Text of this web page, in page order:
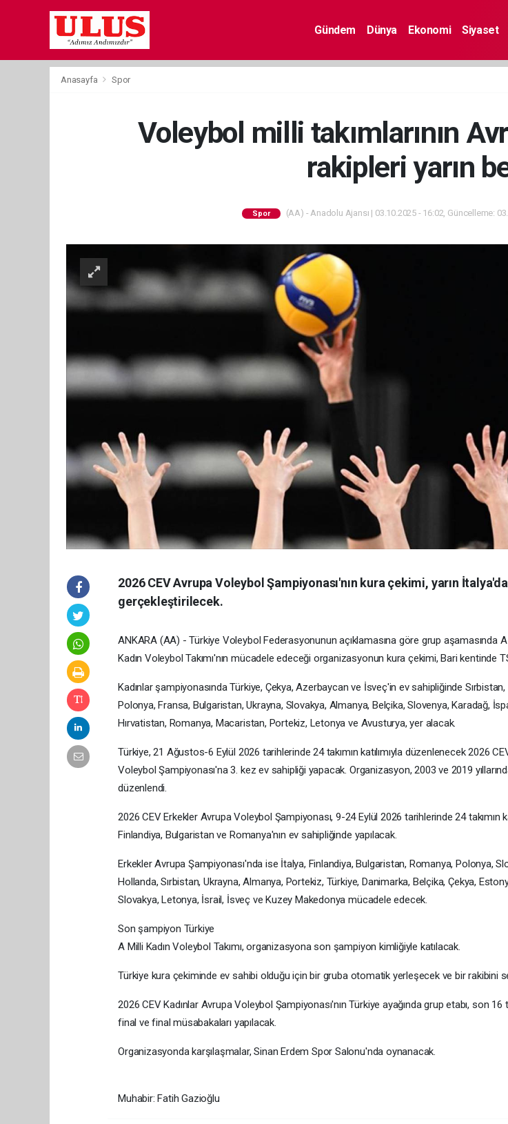
Gündem Dünya Ekonomi Siyaset
Anasayfa Spor
Voleybol milli takımlarının
rakipleri yarın
Spor (AA) - Anadolu Ajansı | 03.10.2025 - 16:02, Güncelleme:
2026 CEV Avrupa Voleybol Şampiyonası'nın kura çekimi, yarın İtalya'da
gerçekleştirilecek.
ANKARA (AA) - Türkiye Voleybol Federasyonunun açıklamasına göre grup aşamasında
Kadın Voleybol Takımı'nın mücadele edeceği organizasyonun kura çekimi, Bari kentinde
Kadınlar şampiyonasında Türkiye, Çekya, Azerbaycan ve İsveç'in ev sahipliğinde
Polonya, Fransa, Bulgaristan, Ukrayna, Slovakya, Almanya, Belçika, Slovenya, Karadağ,
Hırvatistan, Romanya, Macaristan, Portekiz, Letonya ve Avusturya, yer alacak.
Türkiye, 21 Ağustos-6 Eylül 2026 tarihlerinde 24 takımın katılımıyla düzenlenecek 2026
Voleybol Şampiyonası'na 3. kez ev sahipliği yapacak. Organizasyon, 2003 ve 2019
düzenlendi.
2026 CEV Erkekler Avrupa Voleybol Şampiyonası, 9-24 Eylül 2026 tarihlerinde 24 takımın
Finlandiya, Bulgaristan ve Romanya'nın ev sahipliğinde yapılacak.
Erkekler Avrupa Şampiyonası'nda ise İtalya, Finlandiya, Bulgaristan, Romanya, Polonya,
Hollanda, Sırbistan, Ukrayna, Almanya, Portekiz, Türkiye, Danimarka, Belçika, Çekya,
Slovakya, Letonya, İsrail, İsveç ve Kuzey Makedonya mücadele edecek.
Son şampiyon Türkiye
A Milli Kadın Voleybol Takımı, organizasyona son şampiyon kimliğiyle katılacak.
Türkiye kura çekiminde ev sahibi olduğu için bir gruba otomatik yerleşecek ve bir rakibini
2026 CEV Kadınlar Avrupa Voleybol Şampiyonası'nın Türkiye ayağında grup etabı, son 16
final ve final müsabakaları yapılacak.
Organizasyonda karşılaşmalar, Sinan Erdem Spor Salonu'nda oynanacak.
Muhabir: Fatih Gazioğlu